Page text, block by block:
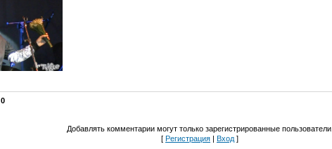
0
Добавлять комментарии могут только зарегистрированные пользователи.
[ Регистрация | Вход ]